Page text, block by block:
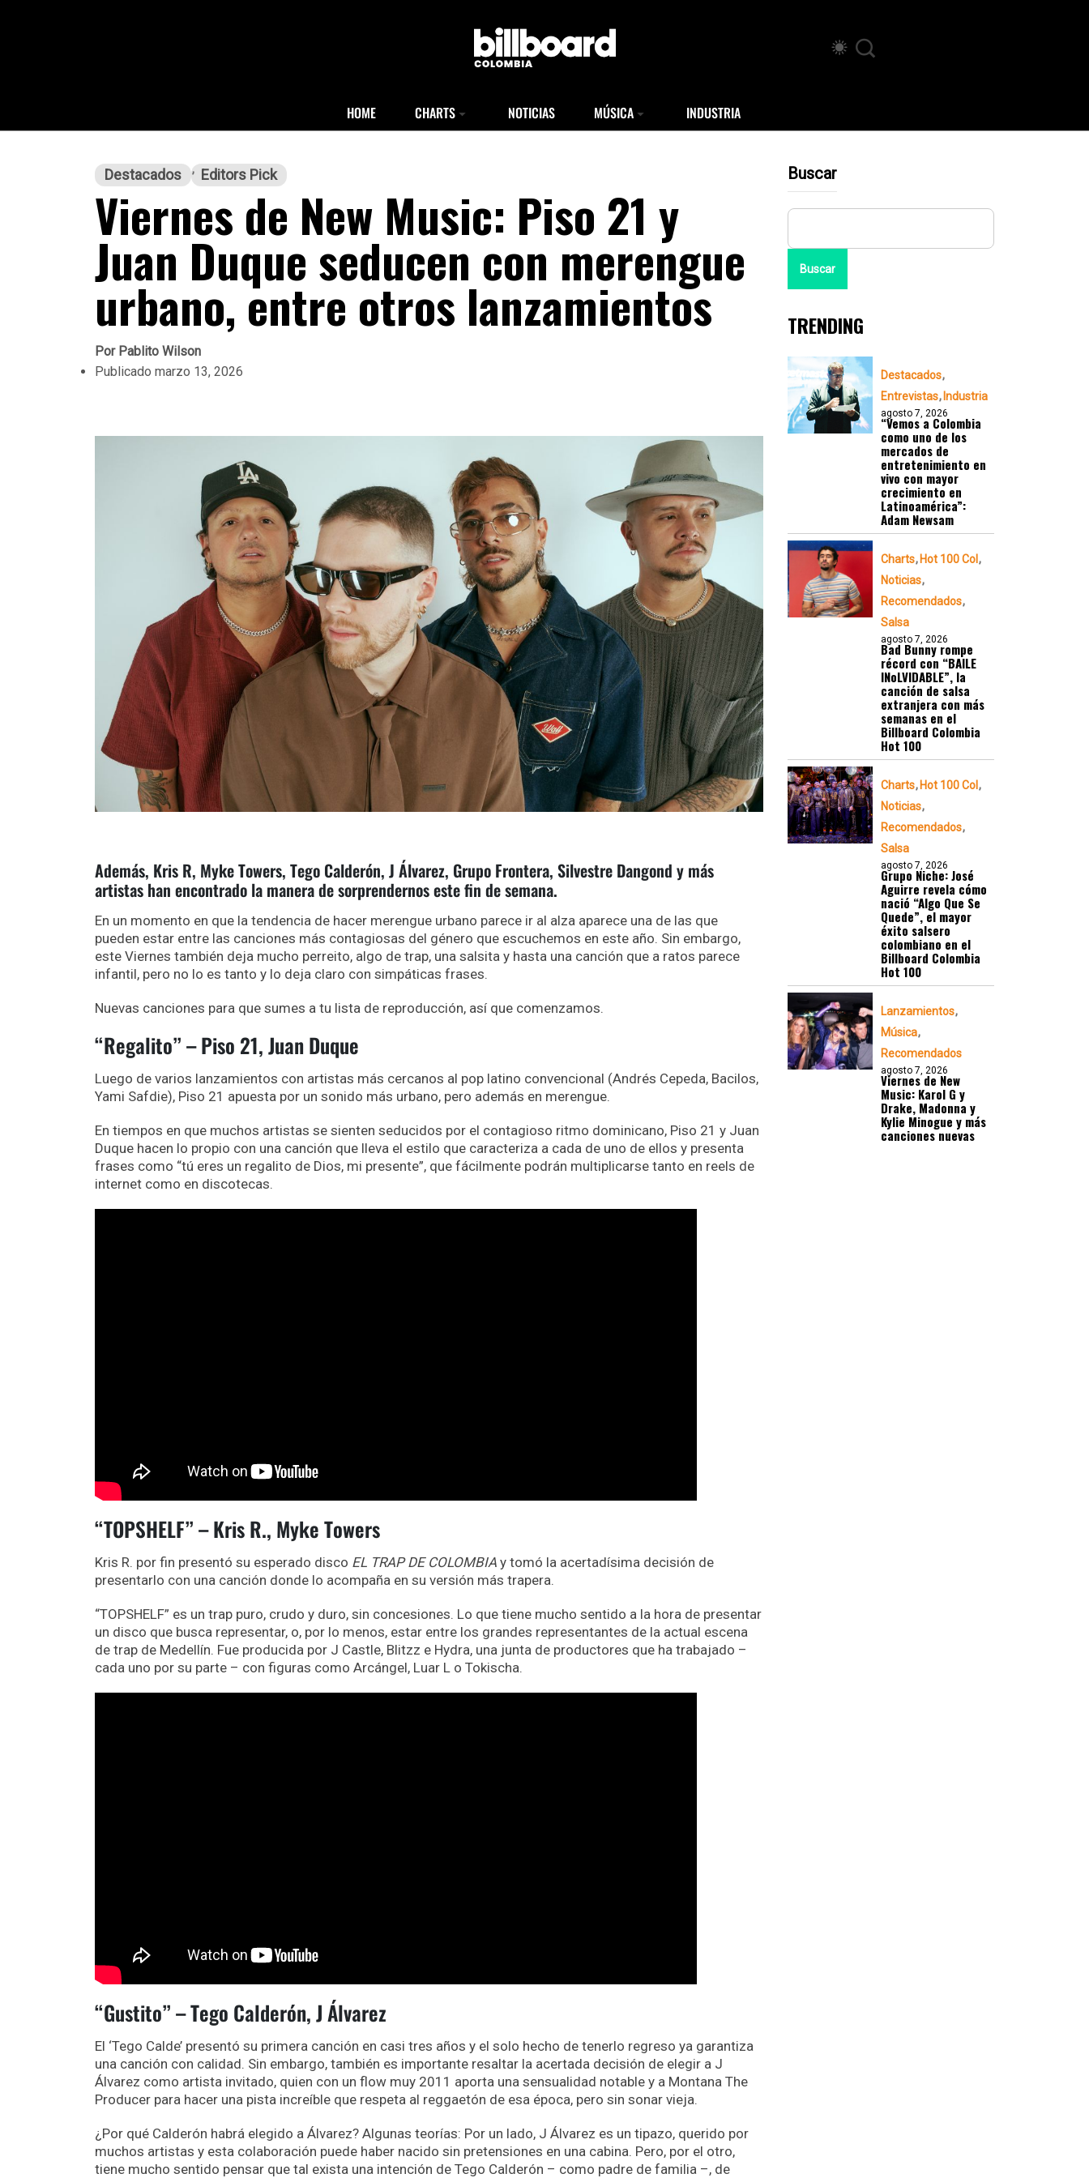
HOME CHARTS NOTICIAS MÚSICA INDUSTRIA
Destacados Editors Pick
Viernes de New Music: Piso 21 y
Juan Duque seducen con merengue
urbano, entre otros lanzamientos
PorPablito Wilson
Publicado marzo 13, 2026
Además, Kris R, Myke Towers, Tego Calderón, J Álvarez, Grupo Frontera, Silvestre Dangond y más
artistas han encontrado la manera de sorprendernos este fin de semana.
En un momento en que la tendencia de hacer merengue urbano parece ir al alza aparece una de las que
pueden estar entre las canciones más contagiosas del género que escuchemos en este año. Sin embargo,
este Viernes también deja mucho perreito, algo de trap, una salsita y hasta una canción que a ratos parece
infantil, pero no lo es tanto y lo deja claro con simpáticas frases.
Nuevas canciones para que sumes a tu lista de reproducción, así que comenzamos.
“Regalito” – Piso 21, Juan Duque
Luego de varios lanzamientos con artistas más cercanos al pop latino convencional (Andrés Cepeda, Bacilos,
Yami Safdie), Piso 21 apuesta por un sonido más urbano, pero además en merengue.
En tiempos en que muchos artistas se sienten seducidos por el contagioso ritmo dominicano, Piso 21 y Juan
Duque hacen lo propio con una canción que lleva el estilo que caracteriza a cada de uno de ellos y presenta
frases como “tú eres un regalito de Dios, mi presente”, que fácilmente podrán multiplicarse tanto en reels de
internet como en discotecas.
“TOPSHELF” – Kris R., Myke Towers
Kris R. por fin presentó su esperado disco EL TRAP DE COLOMBIA y tomó la acertadísima decisión de
presentarlo con una canción donde lo acompaña en su versión más trapera.
“TOPSHELF” es un trap puro, crudo y duro, sin concesiones. Lo que tiene mucho sentido a la hora de presentar
un disco que busca representar, o, por lo menos, estar entre los grandes representantes de la actual escena
de trap de Medellín. Fue producida por J Castle, Blitzz e Hydra, una junta de productores que ha trabajado –
cada uno por su parte – con figuras como Arcángel, Luar L o Tokischa.
“Gustito” – Tego Calderón, J Álvarez
El ‘Tego Calde’ presentó su primera canción en casi tres años y el solo hecho de tenerlo regreso ya garantiza
una canción con calidad. Sin embargo, también es importante resaltar la acertada decisión de elegir a J
Álvarez como artista invitado, quien con un flow muy 2011 aporta una sensualidad notable y a Montana The
Producer para hacer una pista increíble que respeta al reggaetón de esa época, pero sin sonar vieja.
¿Por qué Calderón habrá elegido a Álvarez? Algunas teorías: Por un lado, J Álvarez es un tipazo, querido por
muchos artistas y esta colaboración puede haber nacido sin pretensiones en una cabina. Pero, por el otro,
tiene mucho sentido pensar que tal exista una intención de Tego Calderón – como padre de familia –, de
Buscar
Buscar
TRENDING
Destacados
Entrevistas Industria
agosto 7, 2026
“Vemos a Colombia
como uno de los
mercados de
entretenimiento en
vivo con mayor
crecimiento en
Latinoamérica”:
Adam Newsam
Charts Hot 100 Col
Noticias
Recomendados
Salsa
agosto 7, 2026
Bad Bunny rompe
récord con “BAILE
INoLVIDABLE”, la
canción de salsa
extranjera con más
semanas en el
Billboard Colombia
Hot 100
Charts Hot 100 Col
Noticias
Recomendados
Salsa
agosto 7, 2026
Grupo Niche: José
Aguirre revela cómo
nació “Algo Que Se
Quede”, el mayor
éxito salsero
colombiano en el
Billboard Colombia
Hot 100
Lanzamientos
Música
Recomendados
agosto 7, 2026
Viernes de New
Music: Karol G y
Drake, Madonna y
Kylie Minogue y más
canciones nuevas